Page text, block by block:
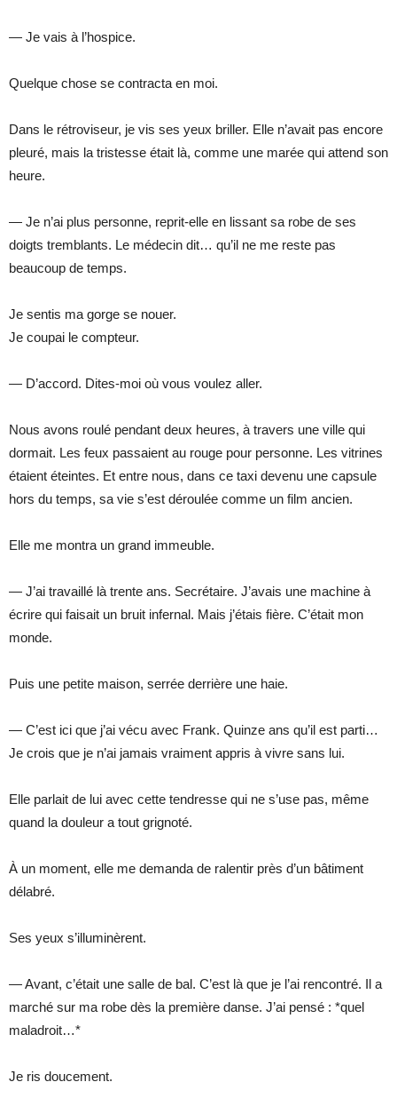
— Je vais à l’hospice.
Quelque chose se contracta en moi.
Dans le rétroviseur, je vis ses yeux briller. Elle n’avait pas encore
pleuré, mais la tristesse était là, comme une marée qui attend son
heure.
— Je n’ai plus personne, reprit-elle en lissant sa robe de ses
doigts tremblants. Le médecin dit… qu’il ne me reste pas
beaucoup de temps.
Je sentis ma gorge se nouer.
Je coupai le compteur.
— D’accord. Dites-moi où vous voulez aller.
Nous avons roulé pendant deux heures, à travers une ville qui
dormait. Les feux passaient au rouge pour personne. Les vitrines
étaient éteintes. Et entre nous, dans ce taxi devenu une capsule
hors du temps, sa vie s’est déroulée comme un film ancien.
Elle me montra un grand immeuble.
— J’ai travaillé là trente ans. Secrétaire. J’avais une machine à
écrire qui faisait un bruit infernal. Mais j’étais fière. C’était mon
monde.
Puis une petite maison, serrée derrière une haie.
— C’est ici que j’ai vécu avec Frank. Quinze ans qu’il est parti…
Je crois que je n’ai jamais vraiment appris à vivre sans lui.
Elle parlait de lui avec cette tendresse qui ne s’use pas, même
quand la douleur a tout grignoté.
À un moment, elle me demanda de ralentir près d’un bâtiment
délabré.
Ses yeux s’illuminèrent.
— Avant, c’était une salle de bal. C’est là que je l’ai rencontré. Il a
marché sur ma robe dès la première danse. J’ai pensé : *quel
maladroit…*
Je ris doucement.